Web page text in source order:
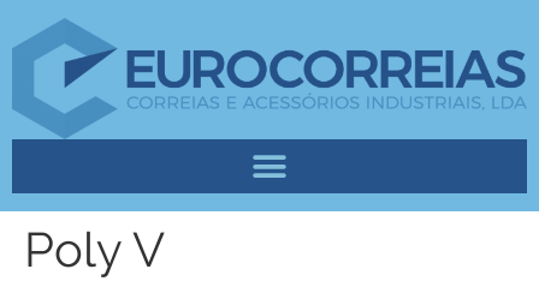
Poly V